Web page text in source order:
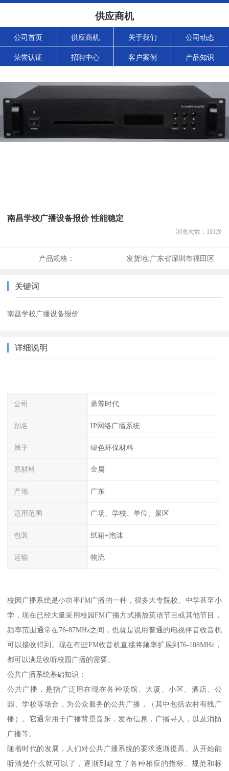
供应商机
公司首页 供应商机 关于我们 公司动态
荣誉认证 招聘中心 客户案例 产品知识
南昌学校广播设备报价 性能稳定
浏览次数： 101次
产品规格： 发货地:广东省深圳市福田区
关键词
南昌学校广播设备报价
详细说明
公司 鼎尊时代
别名 IP网络广播系统
属于 绿色环保材料
原材料 金属
产地 广东
适用范围 广场、学校、单位、景区
包装 纸箱+泡沫
运输 物流
校园广播系统是小功率FM广播的一种，很多大专院校、中学甚至小
学，现在已经大量采用校园FM广播方式播放英语节目或其他节目，
频率范围通常在76-87MHz之间，也就是说用普通的电视伴音收音机
可以接收得到。现在有些FM收音机直接将频率扩展到76-108MHz，
都可以满足收听校园广播的需要。
公共广播系统基础知识：
公共广播，是指广泛用在现在各种场馆、大厦、小区、酒店、公
园、学校等场合，为公众服务的公共广播，（其中包括农村有线广
播）。它通常用于广播背景音乐，发布信息，广播寻人，以及消防
广播等。
随着时代的发展，人们对公共广播系统的要求逐渐提高。从开始能
听清楚什么就可以了，逐渐到建立了各种相应的指标、规范和标